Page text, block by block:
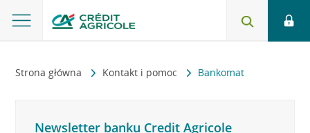
Strona główna Kontakt i pomoc Bankomat
Newsletter banku Credit Agricole